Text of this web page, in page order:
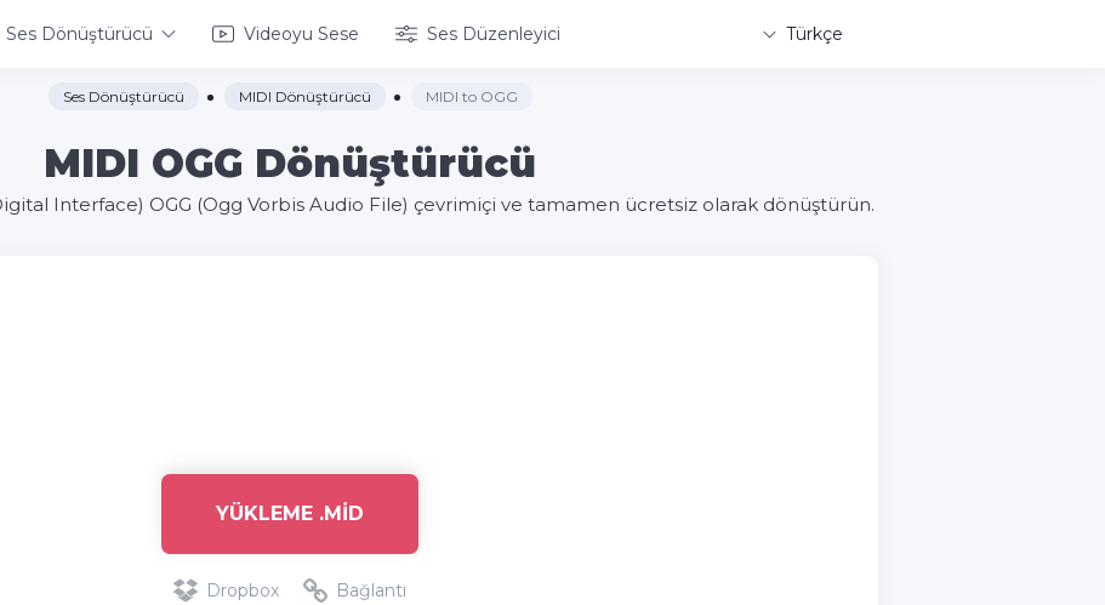
Ses Dönüştürücü Videoyu Sese Ses Düzenleyici Türkçe
Ses Dönüştürücü MIDI Dönüştürücü MIDI to OGG
MIDI OGG Dönüştürücü
Interface) OGG (Ogg Vorbis Audio File) çevrimiçi ve tamamen ücretsiz olarak dönüştürün.
YÜKLEME .MID
Dropbox Bağlantı